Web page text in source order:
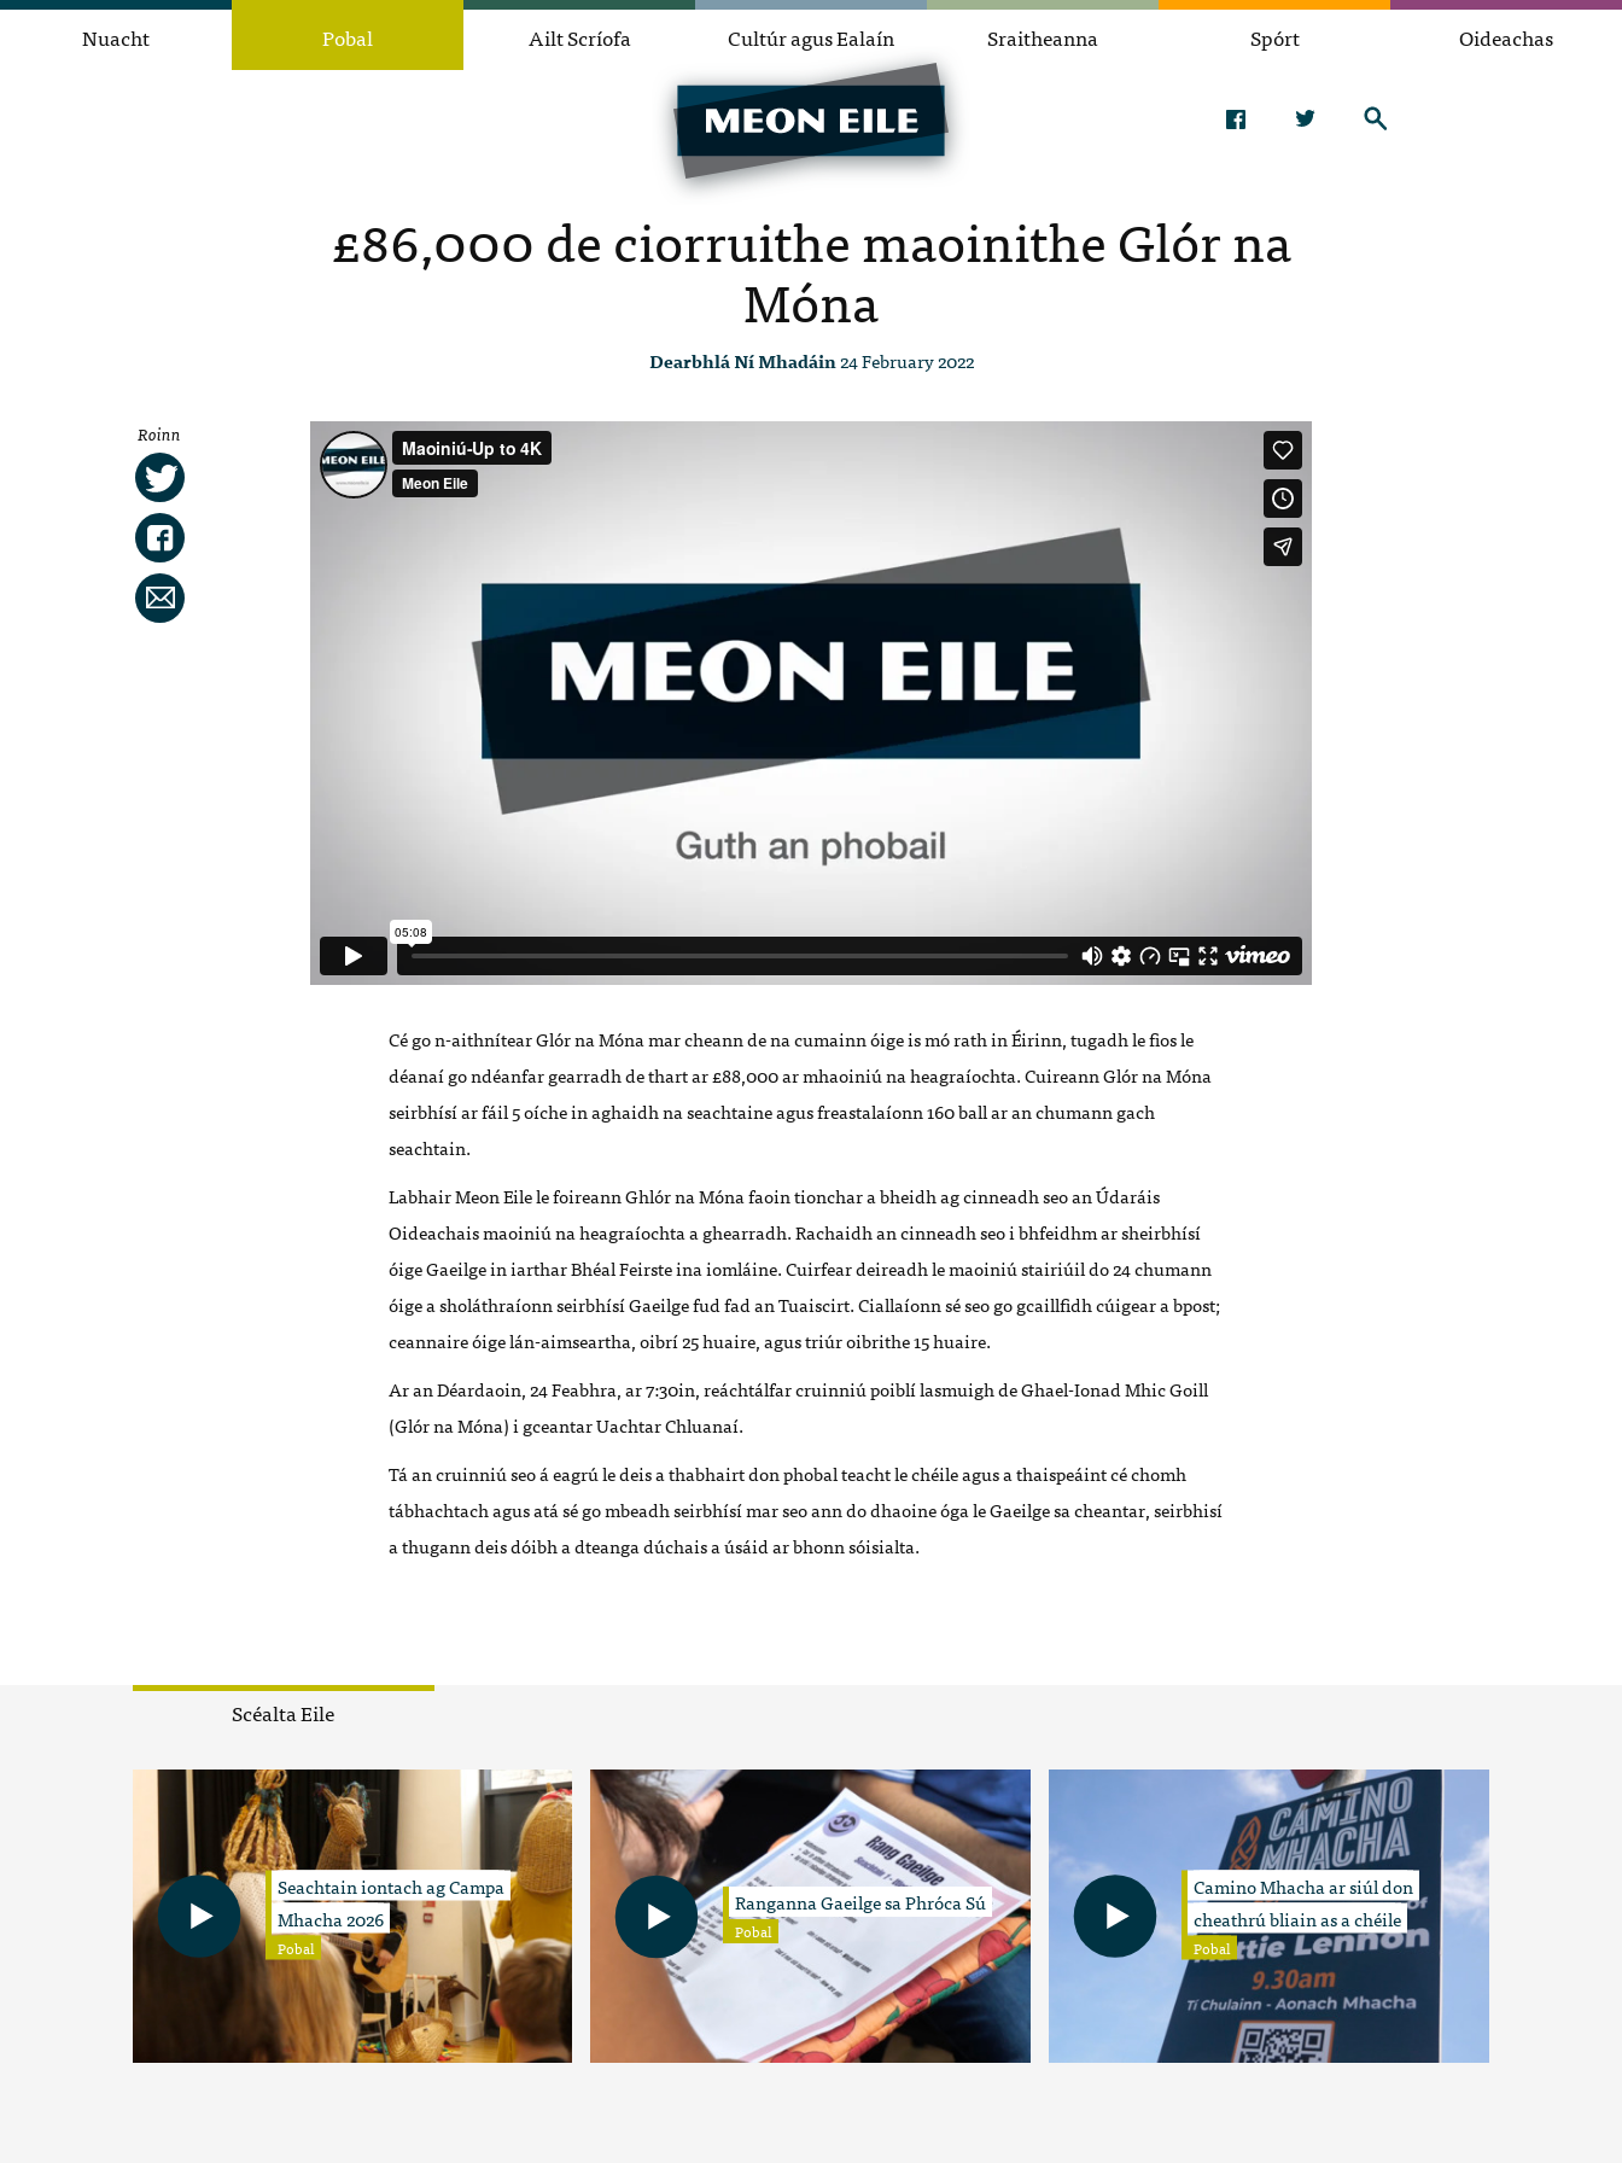
Nuacht Pobal Ailt Scríofa Cultúr agus Ealaín Sraitheanna Spórt Oideachas
£86,000 de ciorruithe maoinithe Glór na
Móna
Dearbhlá Ní Mhadáin24 February 2022
Roinn
Cé go n-aithnítear Glór na Móna mar cheann de na cumainn óige is mó rath in Éirinn, tugadh le fios le
déanaí go ndéanfar gearradh de thart ar £88,000 ar mhaoiniú na heagraíochta. Cuireann Glór na Móna
seirbhísí ar fáil 5 oíche in aghaidh na seachtaine agus freastalaíonn 160 ball ar an chumann gach
seachtain.
Labhair Meon Eile le foireann Ghlór na Móna faoin tionchar a bheidh ag cinneadh seo anÚdaráis
Oideachais maoiniúna heagraíochta a ghearradh. Rachaidh an cinneadh seo i bhfeidhm ar sheirbhísí
óige Gaeilge in iarthar Bhéal Feirsteina iomláine. Cuirfear deireadh le maoiniú stairiúil do 24 chumann
óige a sholáthraíonn seirbhísí Gaeilge fud fad an Tuaiscirt. Ciallaíonn sé seo go gcaillfidh cúigear a bpost;
ceannaire óige lán-aimseartha, oibrí 25 huaire, agus triúr oibrithe 15 huaire.
Ar an Déardaoin,24 Feabhra, ar7:30in, reáchtálfar cruinniú poiblí lasmuigh de Ghael-Ionad Mhic Goill
(Glór na Móna) i gceantar Uachtar Chluanaí.
Tá an cruinniú seo á eagrú le deis a thabhairt don phobal teacht le chéile agus a thaispeáint cé chomh
tábhachtach agus atá sé go mbeadh seirbhísí mar seo ann do dhaoine óga le Gaeilge sa cheantar, seirbhisí
a thugann deis dóibh a dteanga dúchais a úsáid ar bhonn sóisialta.
Scéalta Eile
Seachtain iontach ag Campa
Mhacha 2026
Pobal
Ranganna Gaeilge sa Phróca Sú
Pobal
Camino Mhacha ar siúl don
cheathrú bliain as a chéile
Pobal